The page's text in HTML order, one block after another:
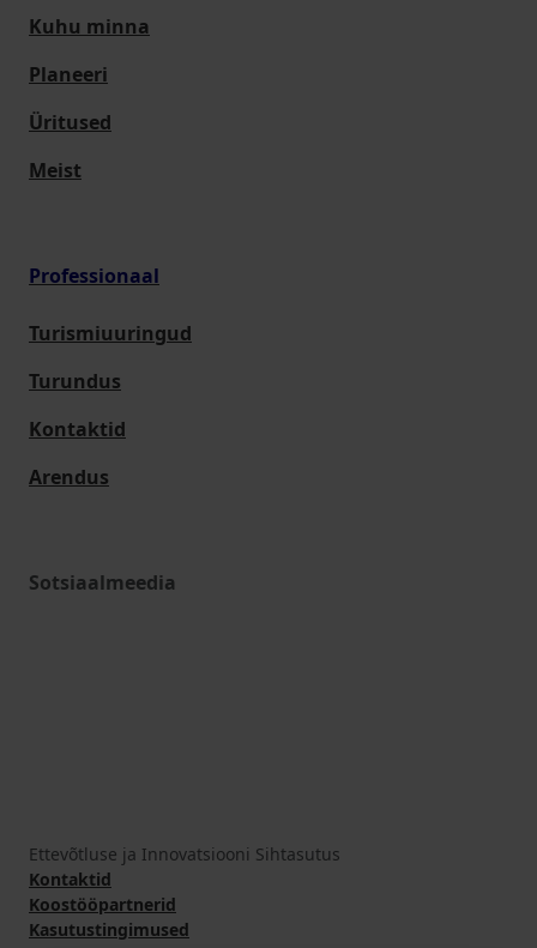
Kuhu minna
Planeeri
Üritused
Meist
Professionaal
Turismiuuringud
Turundus
Kontaktid
Arendus
Sotsiaalmeedia
Ettevõtluse ja Innovatsiooni Sihtasutus
Kontaktid
Koostööpartnerid
Kasutustingimused